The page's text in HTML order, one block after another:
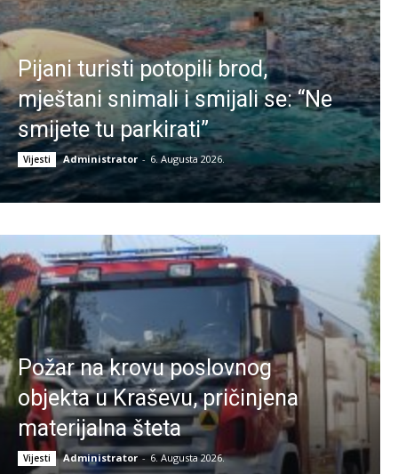
Pijani turisti potopili brod,
mještani snimali i smijali se: “Ne
smijete tu parkirati”
Vijesti Administrator - 6. Augusta 2026.
Požar na krovu poslovnog
objekta u Kraševu, pričinjena
materijalna šteta
Vijesti Administrator - 6. Augusta 2026.